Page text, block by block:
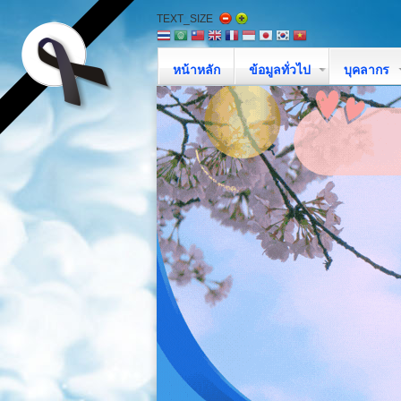
TEXT_SIZE
หน้าหลัก ข้อมูลทั่วไป บุคลากร